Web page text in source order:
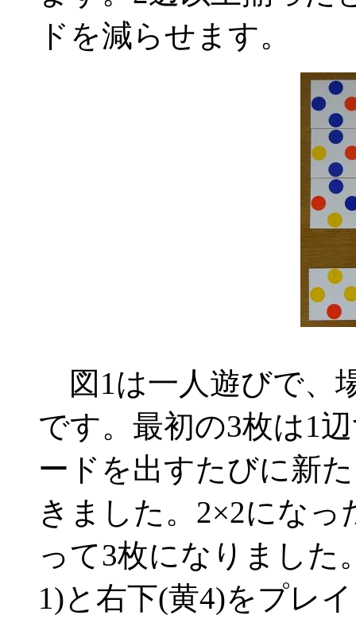
ドを減らせます。
図1は一人遊びで、
です。最初の3枚は1
ードを出すたびに新
きました。2×2にな
って3枚になりました
1)と右下(黄4)をプレ